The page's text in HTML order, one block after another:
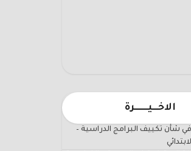
الاخـــيـــــــرة
شأن تكييف البرامج الدراسية –